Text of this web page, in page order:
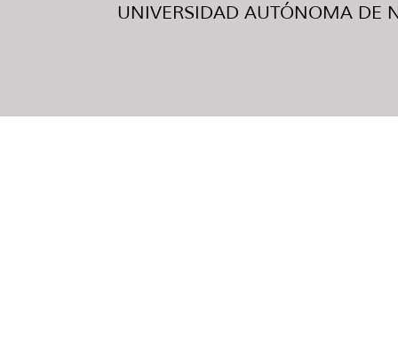
UNIVERSIDAD AUTÓNOMA DE